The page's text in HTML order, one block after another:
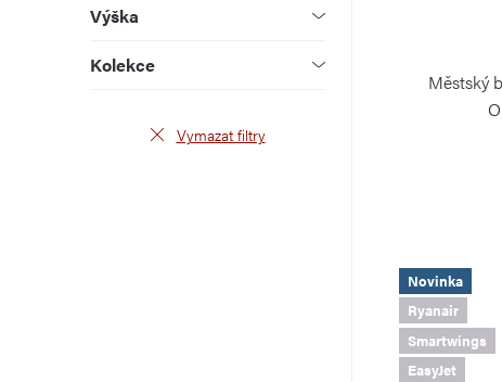
Výška
Kolekce
Vymazat filtry
Městský
Novinka
Ryanair
Smartwings
EasyJet